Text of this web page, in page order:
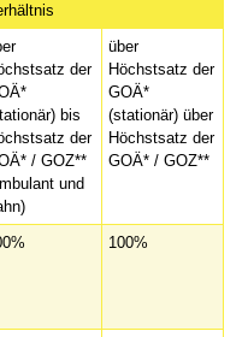
der
bis
der
/ GOZ**
und
über
Höchstsatz der
GOÄ*
(stationär) über
Höchstsatz der
GOÄ* / GOZ**
100%